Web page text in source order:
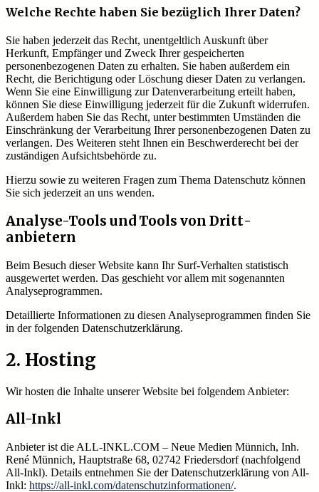
Welche Rechte haben Sie bezüglich Ihrer Daten?
Sie haben jederzeit das Recht, unentgeltlich Auskunft über
Herkunft, Empfänger und Zweck Ihrer gespeicherten
personenbezogenen Daten zu erhalten. Sie haben außerdem ein
Recht, die Berichtigung oder Löschung dieser Daten zu verlangen.
Wenn Sie eine Einwilligung zur Datenverarbeitung erteilt haben,
können Sie diese Einwilligung jederzeit für die Zukunft widerrufen.
Außerdem haben Sie das Recht, unter bestimmten Umständen die
Einschränkung der Verarbeitung Ihrer personenbezogenen Daten zu
verlangen. Des Weiteren steht Ihnen ein Beschwerderecht bei der
zuständigen Aufsichtsbehörde zu.
Hierzu sowie zu weiteren Fragen zum Thema Datenschutz können
Sie sich jederzeit an uns wenden.
Analyse-Tools und Tools von Dritt­
anbietern
Beim Besuch dieser Website kann Ihr Surf-Verhalten statistisch
ausgewertet werden. Das geschieht vor allem mit sogenannten
Analyseprogrammen.
Detaillierte Informationen zu diesen Analyseprogrammen finden Sie
in der folgenden Datenschutzerklärung.
2. Hosting
Wir hosten die Inhalte unserer Website bei folgendem Anbieter:
All-Inkl
Anbieter ist die ALL-INKL.COM – Neue Medien Münnich, Inh.
René Münnich, Hauptstraße 68, 02742 Friedersdorf (nachfolgend
All-Inkl). Details entnehmen Sie der Datenschutzerklärung von All-
Inkl: https://all-inkl.com/datenschutzinformationen/.